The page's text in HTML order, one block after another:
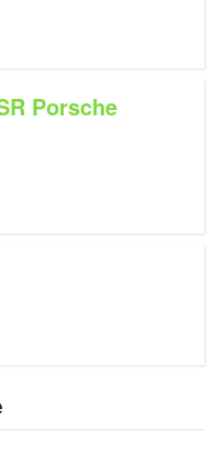
Porsche